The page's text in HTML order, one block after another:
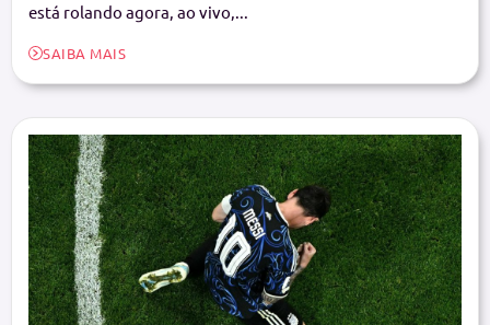
está rolando agora, ao vivo,...
SAIBA MAIS